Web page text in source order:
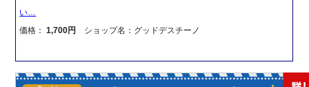
い…
価格：1,700円 ショップ名：グッドデスチーノ